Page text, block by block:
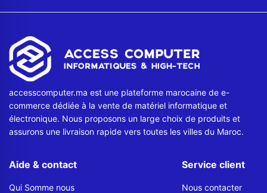
accesscomputer.ma est une plateforme marocaine de e-
commerce dédiée à la vente de matériel informatique et
électronique. Nous proposons un large choix de produits et
assurons une livraison rapide vers toutes les villes du Maroc.
Aide & contact
Qui Somme nous
Service client
Nous contacter